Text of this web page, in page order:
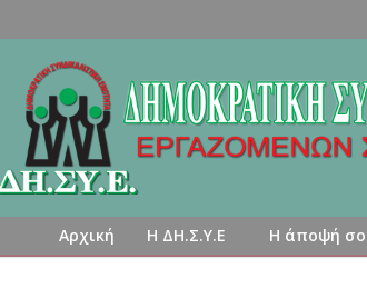
Αρχική Η ΔΗ.Σ.Υ.Ε Η άποψή